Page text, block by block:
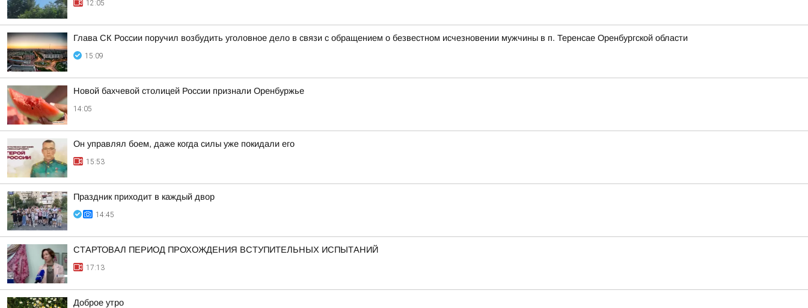
12:05
Глава СК России поручил возбудить уголовное дело в связи с обращением о безвестном исчезновении мужчины в п. Теренсае Оренбургской области
15:09
Новой бахчевой столицей России признали Оренбуржье
14:05
Он управлял боем, даже когда силы уже покидали его
15:53
Праздник приходит в каждый двор
14:45
СТАРТОВАЛ ПЕРИОД ПРОХОЖДЕНИЯ ВСТУПИТЕЛЬНЫХ ИСПЫТАНИЙ
17:13
Доброе утро